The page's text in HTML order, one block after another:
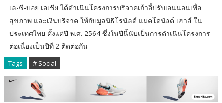
เล-ซี-บอย เอเชีย ได้ดำเนินโครงการบริจาคเก้าอี้ปรับเอนนอนเพื่อ
สุขภาพ และเงินบริจาค ให้กับมูลนิธิโรนัลด์ แมคโดนัลด์ เฮาส์ ใน
ประเทศไทย ตั้งแต่ปี พ.ศ. 2564 ซึ่งในปีนี้นับเป็นการดำเนินโครงการ
ต่อเนื่องเป็นปีที่ 2 ติดต่อกัน
Tags # Social